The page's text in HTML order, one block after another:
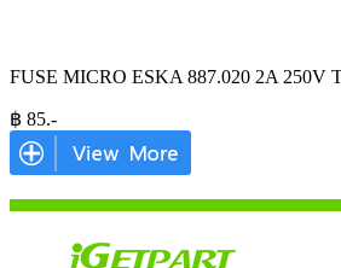
FUSE MICRO ESKA 887.020 2A 250V
฿ 85.-